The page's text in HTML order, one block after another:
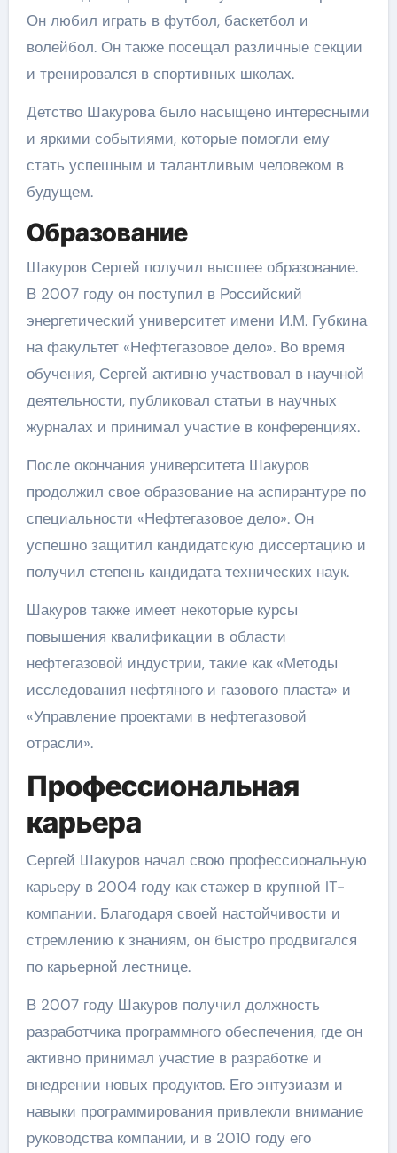
Он любил играть в футбол, баскетбол и
волейбол. Он также посещал различные секции
и тренировался в спортивных школах.
Детство Шакурова было насыщено интересными
и яркими событиями, которые помогли ему
стать успешным и талантливым человеком в
будущем.
Образование
Шакуров Сергей получил высшее образование.
В 2007 году он поступил в Российский
энергетический университет имени И.М. Губкина
на факультет «Нефтегазовое дело». Во время
обучения, Сергей активно участвовал в научной
деятельности, публиковал статьи в научных
журналах и принимал участие в конференциях.
После окончания университета Шакуров
продолжил свое образование на аспирантуре по
специальности «Нефтегазовое дело». Он
успешно защитил кандидатскую диссертацию и
получил степень кандидата технических наук.
Шакуров также имеет некоторые курсы
повышения квалификации в области
нефтегазовой индустрии, такие как «Методы
исследования нефтяного и газового пласта» и
«Управление проектами в нефтегазовой
отрасли».
Профессиональная
карьера
Сергей Шакуров начал свою профессиональную
карьеру в 2004 году как стажер в крупной IT-
компании. Благодаря своей настойчивости и
стремлению к знаниям, он быстро продвигался
по карьерной лестнице.
В 2007 году Шакуров получил должность
разработчика программного обеспечения, где он
активно принимал участие в разработке и
внедрении новых продуктов. Его энтузиазм и
навыки программирования привлекли внимание
руководства компании, и в 2010 году его